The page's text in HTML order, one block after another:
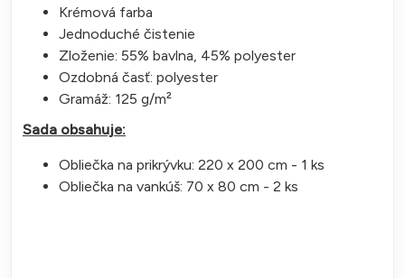
Krémová farba
Jednoduché čistenie
Zloženie: 55% bavlna, 45% polyester
Ozdobná časť: polyester
Gramáž: 125 g/m²
Sada obsahuje:
Obliečka na prikrývku: 220 x 200 cm - 1 ks
Obliečka na vankúš: 70 x 80 cm - 2 ks